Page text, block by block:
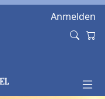
Anmelden